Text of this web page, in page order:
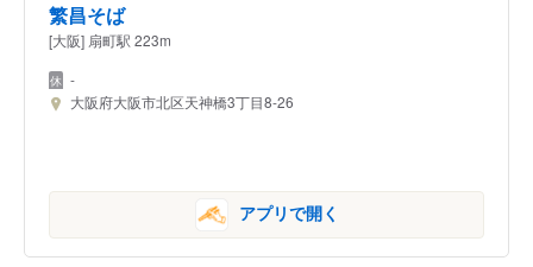
繁昌そば
[大阪] 扇町駅 223m
-
大阪府大阪市北区天神橋3丁目8-26
アプリで開く